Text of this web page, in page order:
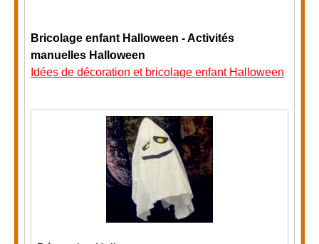
Bricolage enfant Halloween - Activités
manuelles Halloween
Idées de décoration et bricolage enfant Halloween